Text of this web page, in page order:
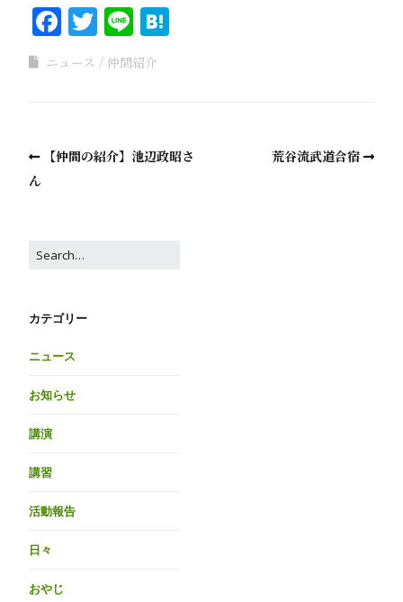
Facebook
Twitter
Line
ニュース 仲間紹介
【仲間の紹介】池辺政昭さ
ん
荒谷流武道合宿
カテゴリー
ニュース
お知らせ
講演
講習
活動報告
日々
おやじ